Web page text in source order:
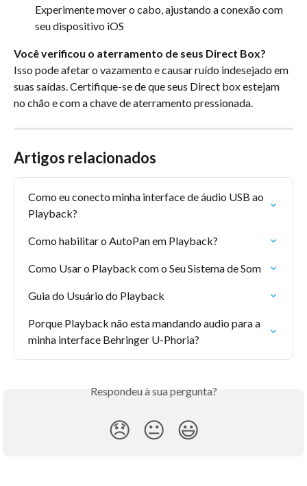
Experimente mover o cabo, ajustando a conexão com
seu dispositivo iOS
Você verificou o aterramento de seus Direct Box?
Isso pode afetar o vazamento e causar ruído indesejado em
suas saídas. Certifique-se de que seus Direct box estejam
no chão e com a chave de aterramento pressionada.
Artigos relacionados
Como eu conecto minha interface de áudio USB ao
Playback?
Como habilitar o AutoPan em Playback?
Como Usar o Playback com o Seu Sistema de Som
Guia do Usuário do Playback
Porque Playback não esta mandando audio para a
minha interface Behringer U-Phoria?
Respondeu à sua pergunta?
😞 😐 😃